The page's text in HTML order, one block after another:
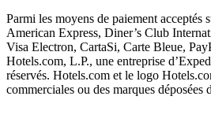
Parmi les moyens de paiement acceptés
American Express, Diner’s Club
Visa Electron, CartaSi, Carte Bleue,
Hotels.com, L.P., une entreprise
réservés. Hotels.com et le logo
commerciales ou des marques déposées